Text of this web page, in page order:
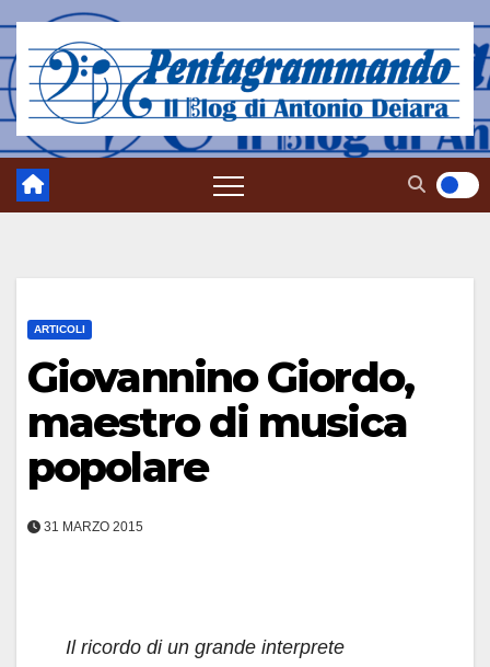
contenuto
ARTICOLI
Giovannino Giordo,
maestro di musica
popolare
31 MARZO 2015
Il ricordo di un grande interprete